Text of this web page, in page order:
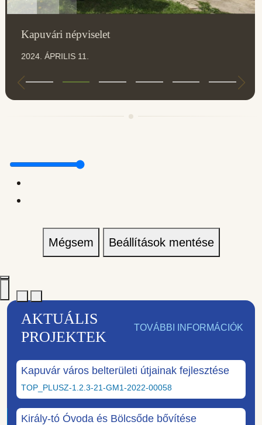
Kapuvári népviselet
2024. ÁPRILIS 11.
Mégsem Beállítások mentése
AKTUÁLIS
PROJEKTEK
TOVÁBBI INFORMÁCIÓK
Kapuvár város belterületi útjainak fejlesztése
TOP_PLUSZ-1.2.3-21-GM1-2022-00058
Király-tó Óvoda és Bölcsőde bővítése